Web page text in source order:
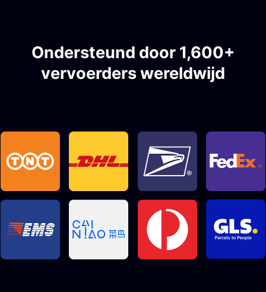
Ondersteund door 1,600+
vervoerders wereldwijd